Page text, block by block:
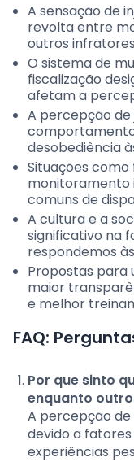
A sensação de
revolta entre
outros
O sistema de
fiscalização
afetam a
A percepção
desobediência
Situações como
monitoramento
comuns de
A cultura e a
significativo na
respondemos
Propostas para
maior
e melhor
FAQ:
Por que sinto
enquanto
A percepção
devido a
experiências